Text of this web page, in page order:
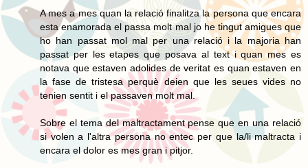
A mes a mes quan la relació finalitza la persona que encara
esta enamorada el passa molt mal jo he tingut amigues que
ho han passat mol mal per una relació i la majoria han
passat per les etapes que posava al text i quan mes es
notava que estaven adolides de veritat es quan estaven en
la fase de tristesa perquè deien que les seues vides no
tenien sentit i el passaven molt mal.
Sobre el tema del maltractament pense que en una relació
si volen a l'altra persona no entec per que la/li maltracta i
encara el dolor es mes gran i pitjor.